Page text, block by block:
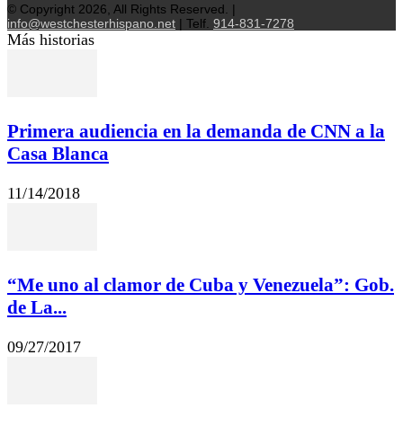
© Copyright 2026, All Rights Reserved. |
info@westchesterhispano.net | Telf. 914-831-7278
Más historias
Primera audiencia en la demanda de CNN a la
Casa Blanca
11/14/2018
“Me uno al clamor de Cuba y Venezuela”: Gob.
de La...
09/27/2017